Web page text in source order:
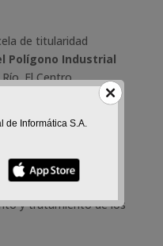
de titularidad
Polígono Industrial
El Centro
de 667,46 m² en la
en dos plantas
m² en planta
transitable. El
con accesos
de aparcamiento
y tratamiento de los
de Informática S.A.